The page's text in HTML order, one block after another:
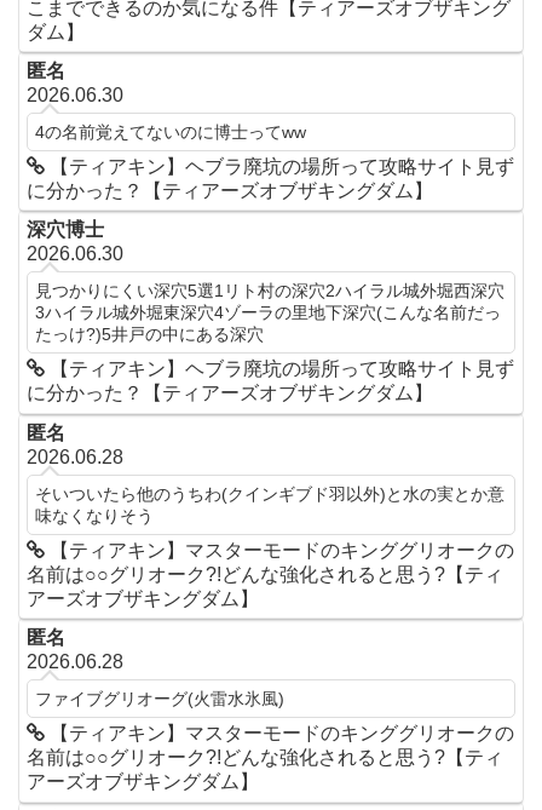
こまでできるのか気になる件【ティアーズオブザキング
ダム】
匿名
2026.06.30
4の名前覚えてないのに博士ってww
【ティアキン】ヘブラ廃坑の場所って攻略サイト見ず
に分かった？【ティアーズオブザキングダム】
深穴博士
2026.06.30
見つかりにくい深穴5選1リト村の深穴2ハイラル城外堀西深穴
3ハイラル城外堀東深穴4ゾーラの里地下深穴(こんな名前だっ
たっけ?)5井戸の中にある深穴
【ティアキン】ヘブラ廃坑の場所って攻略サイト見ず
に分かった？【ティアーズオブザキングダム】
匿名
2026.06.28
そいついたら他のうちわ(クインギブド羽以外)と水の実とか意
味なくなりそう
【ティアキン】マスターモードのキンググリオークの
名前は○○グリオーク?!どんな強化されると思う?【ティ
アーズオブザキングダム】
匿名
2026.06.28
ファイブグリオーグ(火雷水氷風)
【ティアキン】マスターモードのキンググリオークの
名前は○○グリオーク?!どんな強化されると思う?【ティ
アーズオブザキングダム】